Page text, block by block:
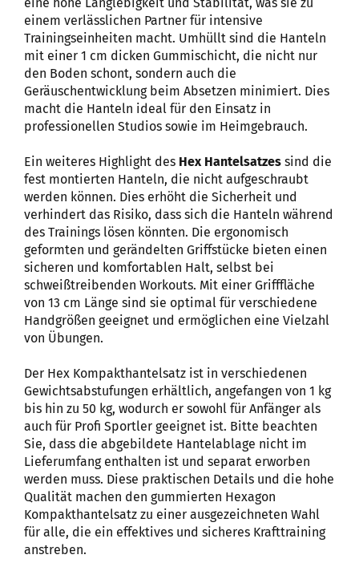
einem verlässlichen Partner für intensive
Trainingseinheiten macht. Umhüllt sind die Hanteln
mit einer 1 cm dicken Gummischicht, die nicht nur
den Boden schont, sondern auch die
Geräuschentwicklung beim Absetzen minimiert. Dies
macht die Hanteln ideal für den Einsatz in
professionellen Studios sowie im Heimgebrauch.
Ein weiteres Highlight des Hex Hantelsatzes sind die
fest montierten Hanteln, die nicht aufgeschraubt
werden können. Dies erhöht die Sicherheit und
verhindert das Risiko, dass sich die Hanteln während
des Trainings lösen könnten. Die ergonomisch
geformten und gerändelten Griffstücke bieten einen
sicheren und komfortablen Halt, selbst bei
schweißtreibenden Workouts. Mit einer Grifffläche
von 13 cm Länge sind sie optimal für verschiedene
Handgrößen geeignet und ermöglichen eine Vielzahl
von Übungen.
Der Hex Kompakthantelsatz ist in verschiedenen
Gewichtsabstufungen erhältlich, angefangen von 1 kg
bis hin zu 50 kg, wodurch er sowohl für Anfänger als
auch für Profi Sportler geeignet ist. Bitte beachten
Sie, dass die abgebildete Hantelablage nicht im
Lieferumfang enthalten ist und separat erworben
werden muss. Diese praktischen Details und die hohe
Qualität machen den gummierten Hexagon
Kompakthantelsatz zu einer ausgezeichneten Wahl
für alle, die ein effektives und sicheres Krafttraining
anstreben.